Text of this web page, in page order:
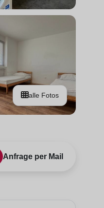
alle Fotos
Anfrage per Mail